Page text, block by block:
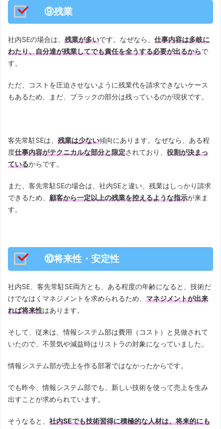
⑨残業
社内SEの場合は、 残業が多いです。なぜなら、 仕事内容は多岐に
わたり、自分達が残業してでも責任を全うする必要が出るからで
す。
ただ、コストを圧迫させないように残業代を請求できないケース
もあるため、まだ、ブラックの部分は残っているのが現状です。
客先常駐SEは、 残業は少ない傾向にあります。なぜなら、ある程
度仕事内容がテクニカルな部分と限定されており、 役割が決まっ
ているからです。
また、客先常駐SEの場合は、社内SEと違い、残業はしっかり請求
できるため、 顧客から一定以上の残業を控えるような指示が来ま
す。
⑩将来性・安定性
社内SE、客先常駐SE両方とも、ある程度の年齢になると、技術だ
けでなはくマネジメントを求められるため、 マネジメントが出来
れば将来性はあります。
そして、従来は、情報システム部は費用（コスト）と見做されて
いたので、不景気や減益時はリストラの対象になっていました。
情報システム部が売上を作る部署ではなかったからです。
でも昨今、情報システム部でも、新しい技術を使って売上を生み
出すことが求められています。
そうなると、 社内SEでも技術習得に積極的な人材は、将来的にも